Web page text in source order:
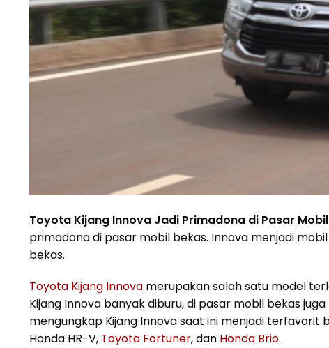
Toyota Kijang Innova Jadi Primadona di Pasar
primadona di pasar mobil bekas. Innova menjadi
bekas.
Toyota Kijang Innova merupakan salah satu model
Kijang Innova banyak diburu, di pasar mobil bekas
mengungkap Kijang Innova saat ini menjadi terfavorit
Honda HR-V, Toyota Fortuner, dan Honda Brio.